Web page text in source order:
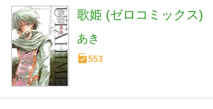
歌姫 (ゼロコミックス)
あき
553